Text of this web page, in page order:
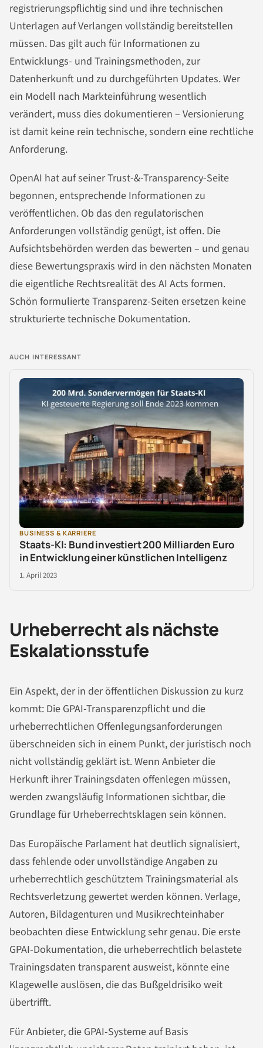
registrierungspflichtig sind und ihre technischen
Unterlagen auf Verlangen vollständig bereitstellen
müssen. Das gilt auch für Informationen zu
Entwicklungs- und Trainingsmethoden, zur
Datenherkunft und zu durchgeführten Updates. Wer
ein Modell nach Markteinführung wesentlich
verändert, muss dies dokumentieren – Versionierung
ist damit keine rein technische, sondern eine rechtliche
Anforderung.
OpenAI hat auf seiner Trust-&-Transparency-Seite
begonnen, entsprechende Informationen zu
veröffentlichen. Ob das den regulatorischen
Anforderungen vollständig genügt, ist offen. Die
Aufsichtsbehörden werden das bewerten – und genau
diese Bewertungspraxis wird in den nächsten Monaten
die eigentliche Rechtsrealität des AI Acts formen.
Schön formulierte Transparenz-Seiten ersetzen keine
strukturierte technische Dokumentation.
AUCH INTERESSANT
BUSINESS & KARRIERE
Staats-KI: Bund investiert 200 Milliarden Euro
in Entwicklung einer künstlichen Intelligenz
1. April 2023
Urheberrecht als nächste
Eskalationsstufe
Ein Aspekt, der in der öffentlichen Diskussion zu kurz
kommt: Die GPAI-Transparenzpflicht und die
urheberrechtlichen Offenlegungsanforderungen
überschneiden sich in einem Punkt, der juristisch noch
nicht vollständig geklärt ist. Wenn Anbieter die
Herkunft ihrer Trainingsdaten offenlegen müssen,
werden zwangsläufig Informationen sichtbar, die
Grundlage für Urheberrechtsklagen sein können.
Das Europäische Parlament hat deutlich signalisiert,
dass fehlende oder unvollständige Angaben zu
urheberrechtlich geschütztem Trainingsmaterial als
Rechtsverletzung gewertet werden können. Verlage,
Autoren, Bildagenturen und Musikrechteinhaber
beobachten diese Entwicklung sehr genau. Die erste
GPAI-Dokumentation, die urheberrechtlich belastete
Trainingsdaten transparent ausweist, könnte eine
Klagewelle auslösen, die das Bußgeldrisiko weit
übertrifft.
Für Anbieter, die GPAI-Systeme auf Basis